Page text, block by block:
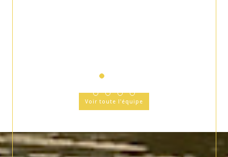
Voir toute l'équipe